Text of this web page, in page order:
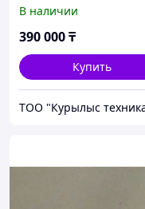
для гидробура, ямобура
В наличии
390 000₸
Купить